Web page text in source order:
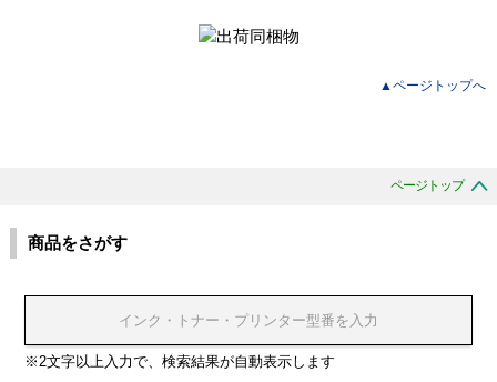
▲ページトップへ
ページトップ
商品をさがす
※2文字以上入力で、検索結果が自動表示します